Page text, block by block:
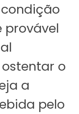
provável
o
a
pelo